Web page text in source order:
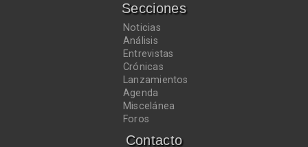
Secciones
Noticias
Análisis
Entrevistas
Crónicas
Lanzamientos
Agenda
Miscelánea
Foros
Contacto